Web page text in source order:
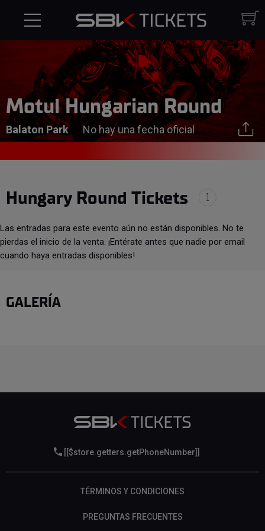
Motul Hungarian Round
Balaton Park No hay una fecha oficial
Hungary Round Tickets
Las entradas para este evento aún no están disponibles. No te
pierdas el inicio de la venta. ¡Entérate antes que nadie por email
cuando haya entradas disponibles!
GALERÍA
[[$store.getters.getPhoneNumber]]
TÉRMINOS Y CONDICIONES
PREGUNTAS FRECUENTES